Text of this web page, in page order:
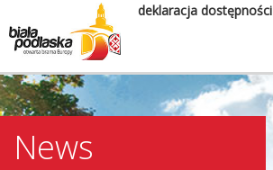
deklaracja dostępności
News